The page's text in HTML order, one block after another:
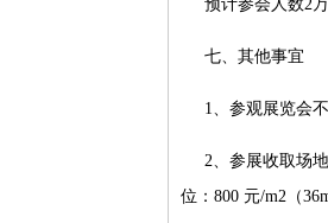
预计参会人数2
七、其他事宜
1、参观展览会
2、参展收取场
位：800 元/m2（